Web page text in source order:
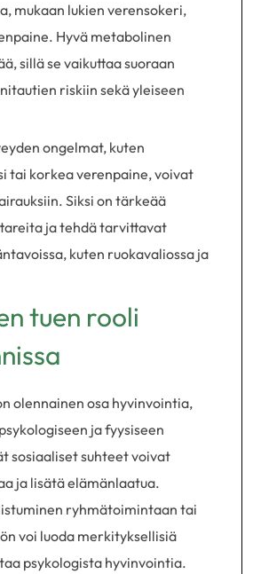
mukaan lukien verensokeri,
Hyvä metabolinen
sillä se vaikuttaa suoraan
riskiin sekä yleiseen
ongelmat, kuten
tai korkea verenpaine, voivat
Siksi on tärkeää
ja tehdä tarvittavat
kuten ruokavaliossa ja
tuen rooli
olennainen osa hyvinvointia,
ja fyysiseen
sosiaaliset suhteet voivat
ja lisätä elämänlaatua.
ryhmätoimintaan tai
voi luoda merkityksellisiä
psykologista hyvinvointia.